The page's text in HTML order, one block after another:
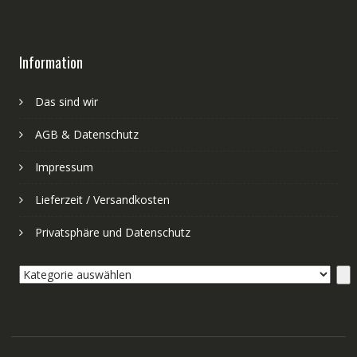
Information
Das sind wir
AGB & Datenschutz
Impressum
Lieferzeit / Versandkosten
Privatsphäre und Datenschutz
Kategorie